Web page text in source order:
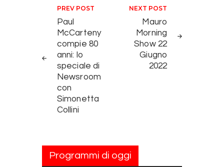
Navigazione articoli
PREV POST
Paul
McCarteny
compie 80
anni: lo
speciale di
Newsroom
con
Simonetta
Collini
NEXT POST
Mauro
Morning
Show 22
Giugno
2022
Programmi di oggi